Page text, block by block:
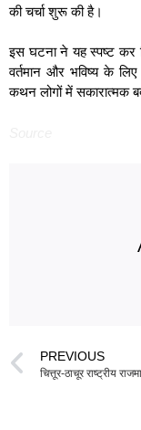
की चर्चा शुरू की है।
इस घटना ने यह स्पष्ट कर
वर्तमान और भविष्य के
कथन लोगों में सकारात्मक
PREVIOUS